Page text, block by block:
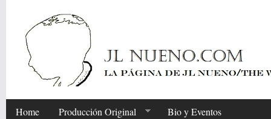
Home Producción Original Bio y Eventos